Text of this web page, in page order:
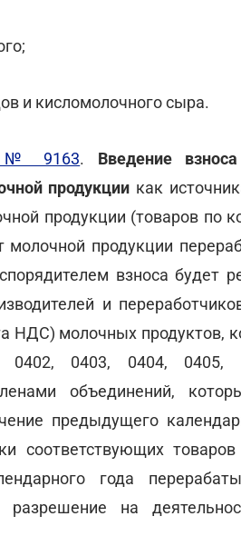
и кисломолочного сыра.
№ 9163. Введение
продукции как
продукции (товаров по
молочной продукции
взноса будет
и
НДС) молочных продуктов,
0403, 0404, 0405,
объединений,
предыдущего
соответствующих
года
разрешение на